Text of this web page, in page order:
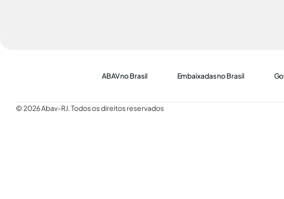
ABAV no Brasil Embaixadas no Brasil
© 2026 Abav-RJ. Todos os direitos reservados